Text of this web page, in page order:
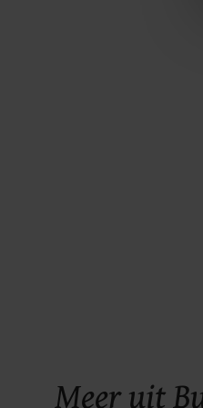
Meer uit